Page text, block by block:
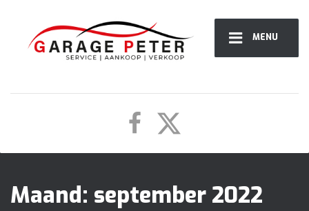
MENU
Maand: september 2022